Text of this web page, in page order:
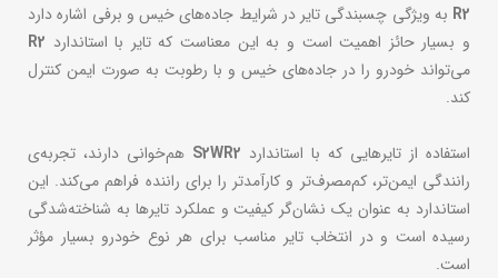
R2 به ویژگی چسبندگی تایر در شرایط جاده‌های خیس و برفی اشاره دارد
و بسیار حائز اهمیت است و به این معناست که تایر با استاندارد R2
می‌تواند خودرو را در جاده‌های خیس و با رطوبت به صورت ایمن کنترل
کند.
استفاده از تایرهایی که با استاندارد S2WR2 هم‌خوانی دارند، تجربه‌ی
رانندگی ایمن‌تر، کم‌مصرف‌تر و کارآمدتر را برای راننده فراهم می‌کند. این
استاندارد به عنوان یک نشان‌گر کیفیت و عملکرد تایرها به شناخته‌شدگی
رسیده است و در انتخاب تایر مناسب برای هر نوع خودرو بسیار مؤثر
است.